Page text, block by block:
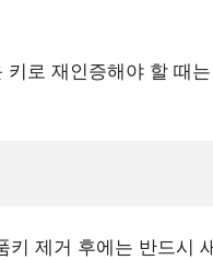
로 재인증해야 할 때
제거 후에는 반드시